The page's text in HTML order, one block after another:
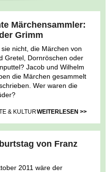
Märchensammler:
Grimm
nicht, die Märchen von
Gretel, Dornröschen oder
Jacob und Wilhelm
die Märchen gesammelt
Wer waren die
& KULTURWEITERLESEN >>
von Franz
2011 wäre der